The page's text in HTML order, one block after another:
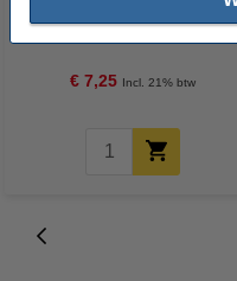
500 vellen A4 - 80 g/m²
€ 7,25 Incl. 21% btw